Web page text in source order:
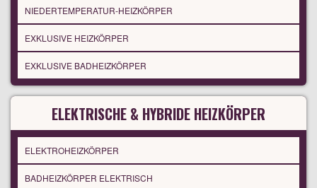
NIEDERTEMPERATUR-HEIZKÖRPER
EXKLUSIVE HEIZKÖRPER
EXKLUSIVE BADHEIZKÖRPER
ELEKTRISCHE & HYBRIDE HEIZKÖRPER
ELEKTROHEIZKÖRPER
BADHEIZKÖRPER ELEKTRISCH